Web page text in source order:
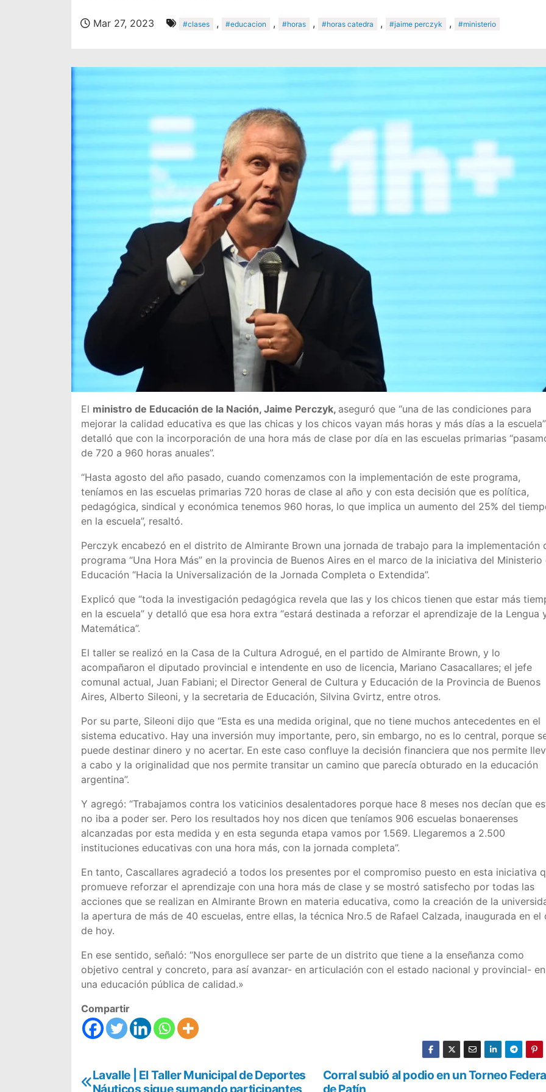
Mar 27, 2023 #clases , #educacion , #horas , #horas catedra , #jaime perczyk , #ministerio
El ministro de Educación de la Nación, Jaime Perczyk, aseguró que “una de las condiciones para
mejorar la calidad educativa es que las chicas y los chicos vayan más horas y más días a la
detalló que con la incorporación de una hora más de clase por día en las escuelas primarias
de 720 a 960 horas anuales”.
“Hasta agosto del año pasado, cuando comenzamos con la implementación de este programa,
teníamos en las escuelas primarias 720 horas de clase al año y con esta decisión que es política,
pedagógica, sindical y económica tenemos 960 horas, lo que implica un aumento del 25% del
en la escuela”, resaltó.
Perczyk encabezó en el distrito de Almirante Brown una jornada de trabajo para la implementación
programa “Una Hora Más” en la provincia de Buenos Aires en el marco de la iniciativa del Ministerio
Educación “Hacia la Universalización de la Jornada Completa o Extendida”.
Explicó que “toda la investigación pedagógica revela que las y los chicos tienen que estar más
en la escuela” y detalló que esa hora extra “estará destinada a reforzar el aprendizaje de la Lengua
Matemática”.
El taller se realizó en la Casa de la Cultura Adrogué, en el partido de Almirante Brown, y lo
acompañaron el diputado provincial e intendente en uso de licencia, Mariano Casacallares; el jefe
comunal actual, Juan Fabiani; el Director General de Cultura y Educación de la Provincia de Buenos
Aires, Alberto Sileoni, y la secretaria de Educación, Silvina Gvirtz, entre otros.
Por su parte, Sileoni dijo que “Esta es una medida original, que no tiene muchos antecedentes en el
sistema educativo. Hay una inversión muy importante, pero, sin embargo, no es lo central, porque
puede destinar dinero y no acertar. En este caso confluye la decisión financiera que nos permite
a cabo y la originalidad que nos permite transitar un camino que parecía obturado en la educación
argentina”.
Y agregó: “Trabajamos contra los vaticinios desalentadores porque hace 8 meses nos decían que
no iba a poder ser. Pero los resultados hoy nos dicen que teníamos 906 escuelas bonaerenses
alcanzadas por esta medida y en esta segunda etapa vamos por 1.569. Llegaremos a 2.500
instituciones educativas con una hora más, con la jornada completa”.
En tanto, Cascallares agradeció a todos los presentes por el compromiso puesto en esta iniciativa
promueve reforzar el aprendizaje con una hora más de clase y se mostró satisfecho por todas las
acciones que se realizan en Almirante Brown en materia educativa, como la creación de la
la apertura de más de 40 escuelas, entre ellas, la técnica Nro.5 de Rafael Calzada, inaugurada en el
de hoy.
En ese sentido, señaló: “Nos enorgullece ser parte de un distrito que tiene a la enseñanza como
objetivo central y concreto, para así avanzar- en articulación con el estado nacional y provincial- en
una educación pública de calidad.»
Compartir
N
Corral subió al podio en un Torneo
de Patín
Lavalle | El Taller Municipal de Deportes
Náuticos sigue sumando participantes